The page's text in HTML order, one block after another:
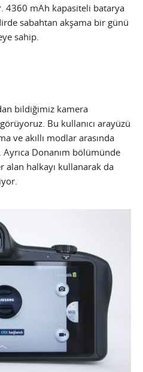
4360 mAh kapasiteli batarya
sabahtan akşama bir günü
sahip.
bildiğimiz kamera
Bu kullanıcı arayüzü
ve akıllı modlar arasında
Donanım bölümünde
halkayı kullanarak da